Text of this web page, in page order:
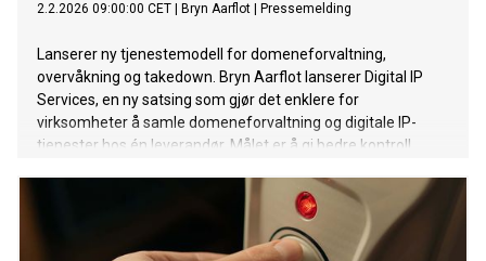
2.2.2026 09:00:00 CET Bryn Aarflot Pressemelding
Lanserer ny tjenestemodell for domeneforvaltning,
overvåkning og takedown. Bryn Aarflot lanserer Digital IP
Services, en ny satsing som gjør det enklere for
virksomheter å samle domeneforvaltning og digitale IP-
tjenester hos én leverandør. Målet er å gi bedre kontroll,